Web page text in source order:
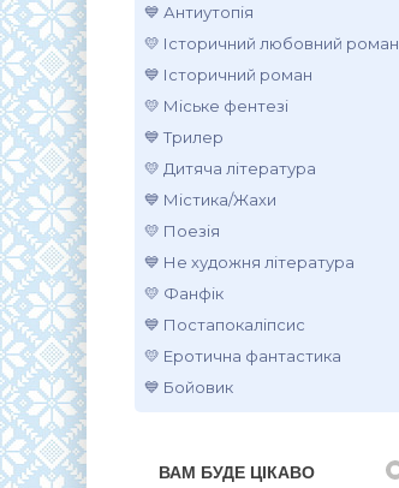
💙 Антиутопія
💛 Історичний любовний роман
💙 Історичний роман
💛 Міське фентезі
💙 Трилер
💛 Дитяча література
💙 Містика/Жахи
💛 Поезія
💙 Не художня література
💛 Фанфік
💙 Постапокаліпсис
💛 Еротична фантастика
💙 Бойовик